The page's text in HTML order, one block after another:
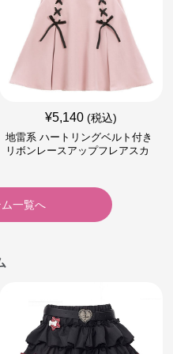
¥5,140 (税込)
地雷系 ハートリングベルト付き
リボンレースアップフレアスカ
一覧へ